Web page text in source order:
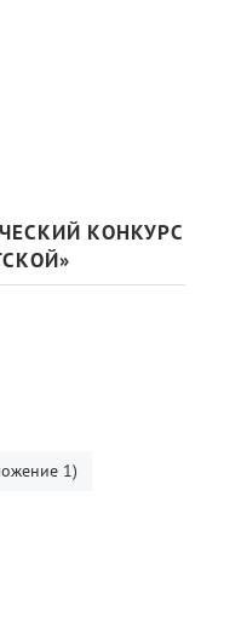
КОНКУРС
1)